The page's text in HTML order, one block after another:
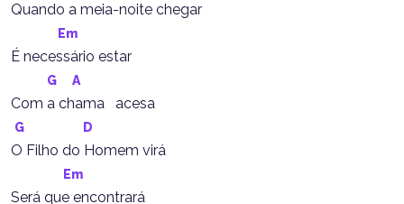
Quando a meia-noite chegar
Em
É necessário estar
G A
Com a chama   acesa
G D
O Filho do Homem virá
Em
Será que encontrará